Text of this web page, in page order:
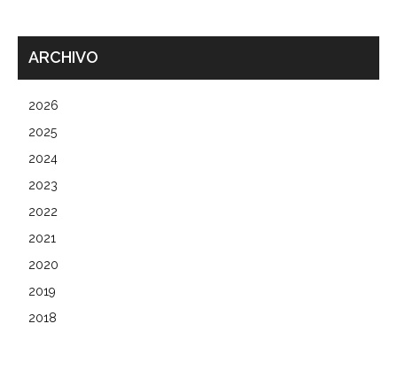
ARCHIVO
2026
2025
2024
2023
2022
2021
2020
2019
2018